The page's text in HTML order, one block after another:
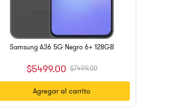
Samsung A36 5G Negro 6+ 128GB
$5499.00 $7499.00
Agregar al carrito